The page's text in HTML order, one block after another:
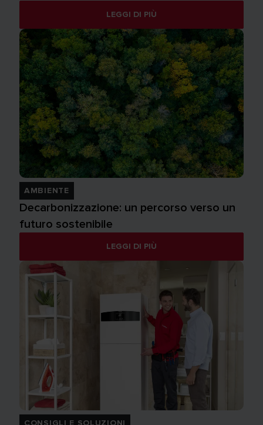
LEGGI DI PIÙ
AMBIENTE
Decarbonizzazione: un percorso verso un
futuro sostenibile
LEGGI DI PIÙ
CONSIGLI E SOLUZIONI